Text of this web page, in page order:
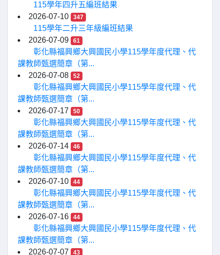
115學年四升五編班結果
2026-07-10
347
115學年二升三年級編班結果
2026-07-09
61
彰化縣福興鄉大興國民小學115學年度代理、代
課教師甄選簡章（第...
2026-07-08
52
彰化縣福興鄉大興國民小學115學年度代理、代
課教師甄選簡章（第...
2026-07-17
50
彰化縣福興鄉大興國民小學115學年度代理、代
課教師甄選簡章（第...
2026-07-14
46
彰化縣福興鄉大興國民小學115學年度代理、代
課教師甄選簡章（第...
2026-07-10
44
彰化縣福興鄉大興國民小學115學年度代理、代
課教師甄選簡章（第...
2026-07-16
44
彰化縣福興鄉大興國民小學115學年度代理、代
課教師甄選簡章（第...
2026-07-07
43